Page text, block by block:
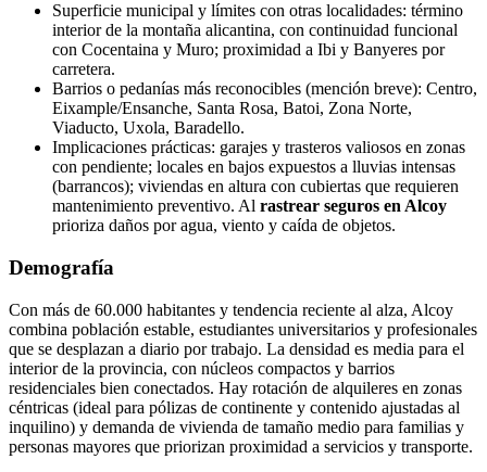
Superficie municipal y límites con otras localidades: término
interior de la montaña alicantina, con continuidad funcional
con Cocentaina y Muro; proximidad a Ibi y Banyeres por
carretera.
Barrios o pedanías más reconocibles (mención breve): Centro,
Eixample/Ensanche, Santa Rosa, Batoi, Zona Norte,
Viaducto, Uxola, Baradello.
Implicaciones prácticas: garajes y trasteros valiosos en zonas
con pendiente; locales en bajos expuestos a lluvias intensas
(barrancos); viviendas en altura con cubiertas que requieren
mantenimiento preventivo. Al rastrear seguros en Alcoy
prioriza daños por agua, viento y caída de objetos.
Demografía
Con más de 60.000 habitantes y tendencia reciente al alza, Alcoy
combina población estable, estudiantes universitarios y profesionales
que se desplazan a diario por trabajo. La densidad es media para el
interior de la provincia, con núcleos compactos y barrios
residenciales bien conectados. Hay rotación de alquileres en zonas
céntricas (ideal para pólizas de continente y contenido ajustadas al
inquilino) y demanda de vivienda de tamaño medio para familias y
personas mayores que priorizan proximidad a servicios y transporte.